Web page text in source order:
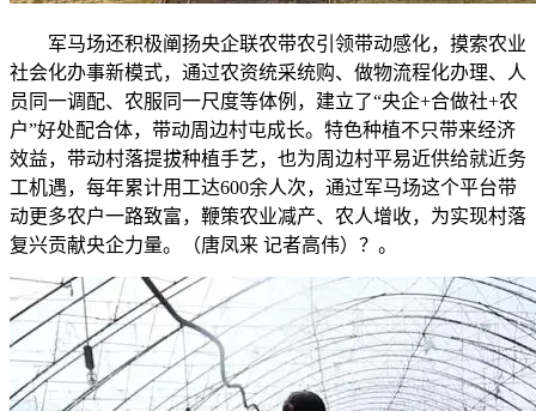
军马场还积极阐扬央企联农带农引领带动感化，摸索农业
社会化办事新模式，通过农资统采统购、做物流程化办理、人
员同一调配、农服同一尺度等体例，建立了“央企+合做社+农
户”好处配合体，带动周边村屯成长。特色种植不只带来经济
效益，带动村落提拔种植手艺，也为周边村平易近供给就近务
工机遇，每年累计用工达600余人次，通过军马场这个平台带
动更多农户一路致富，鞭策农业减产、农人增收，为实现村落
复兴贡献央企力量。（唐凤来 记者高伟）？。